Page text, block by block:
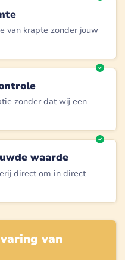
van krapte zonder jouw
zonder dat wij een
waarde
direct om in direct
van